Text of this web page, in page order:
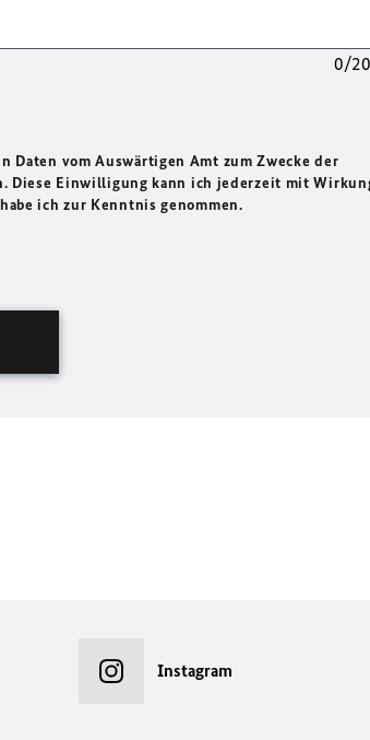
0/
Daten vom Auswärtigen Amt zum Zwecke der
Diese Einwilligung kann ich jederzeit mit
ich zur Kenntnis genommen.
Instagram